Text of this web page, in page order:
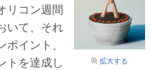
拡大する
リコン週間
いて、それ
イント、
トを達成し